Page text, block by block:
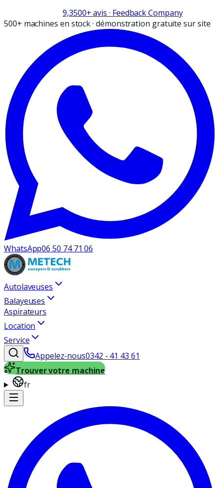
9,3500+avis · Feedback Company
500+ machines en stock·démonstration gratuite sur site
WhatsApp06 50 74 71 06
Autolaveuses
Balayeuses
Aspirateurs
Location
Service
Appelez-nous0342 - 41 43 61
Trouver votre machine
fr